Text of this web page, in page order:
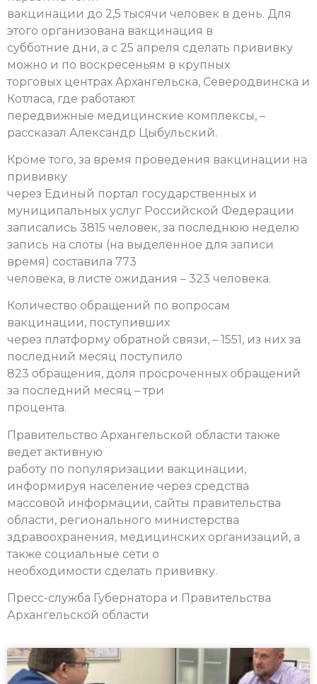
вакцинации до 2,5 тысячи человек в день. Для
этого организована вакцинация в
субботние дни, а с 25 апреля сделать прививку
можно и по воскресеньям в крупных
торговых центрах Архангельска, Северодвинска и
Котласа, где работают
передвижные медицинские комплексы, –
рассказал Александр Цыбульский.
Кроме того, за время проведения вакцинации на
прививку
через Единый портал государственных и
муниципальных услуг Российской Федерации
записались 3815 человек, за последнюю неделю
запись на слоты (на выделенное для записи
время) составила 773
человека, в листе ожидания – 323 человека.
Количество обращений по вопросам
вакцинации, поступивших
через платформу обратной связи, – 1551, из них за
последний месяц поступило
823 обращения, доля просроченных обращений
за последний месяц – три
процента.
Правительство Архангельской области также
ведет активную
работу по популяризации вакцинации,
информируя население через средства
массовой информации, сайты правительства
области, регионального министерства
здравоохранения, медицинских организаций, а
также социальные сети о
необходимости сделать прививку.
Пресс-служба Губернатора и Правительства
Архангельской области